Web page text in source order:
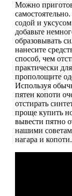
Можно
содой и
добавьте
образовывать
нанесите
способ, чем
практически
прополощите
Используя
пятен копоти
отстирать
проще купить
вывести пятно
нашими
нагара и копоти.